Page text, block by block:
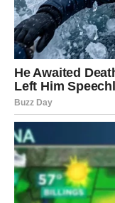
sreću
Pred vama su dani
obrta i emocija
Zvijezde vam sada
sigurnost i novu
odlažete.
Mnoge Škorpije će
čekaju mnogo